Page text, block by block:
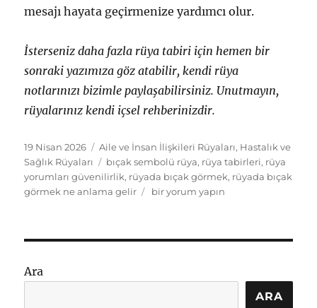
mesajı hayata geçirmenize yardımcı olur.
İsterseniz daha fazla rüya tabiri için hemen bir
sonraki yazımıza göz atabilir, kendi rüya
notlarınızı bizimle paylaşabilirsiniz. Unutmayın,
rüyalarınız kendi içsel rehberinizdir.
Yayın
tarihi
19 Nisan 2026 Kategoriler
Aile ve İnsan İlişkileri Rüyaları, Hastalık ve
Sağlık Rüyaları
Etiketler
bıçak sembolü rüya, rüya tabirleri, rüya
yorumları güvenilirlik, rüyada bıçak görmek, rüyada bıçak
görmek ne anlama gelir
Rüyada
Rüya
bir yorum yapın
Ara
ARA